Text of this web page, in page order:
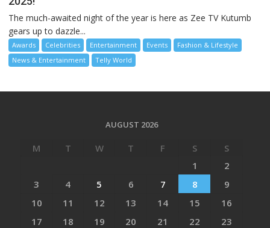
The much-awaited night of the year is here as Zee TV Kutumb
gears up to dazzle...
Awards Celebrities Entertainment Events
Fashion & Lifestyle
News & Entertainment
Telly World
AUGUST 2026
M T W T F S
S
1
2
3
4 5 6 7 8
9
10
11 12 13 14 15
16
17
18 19 20 21 22
23